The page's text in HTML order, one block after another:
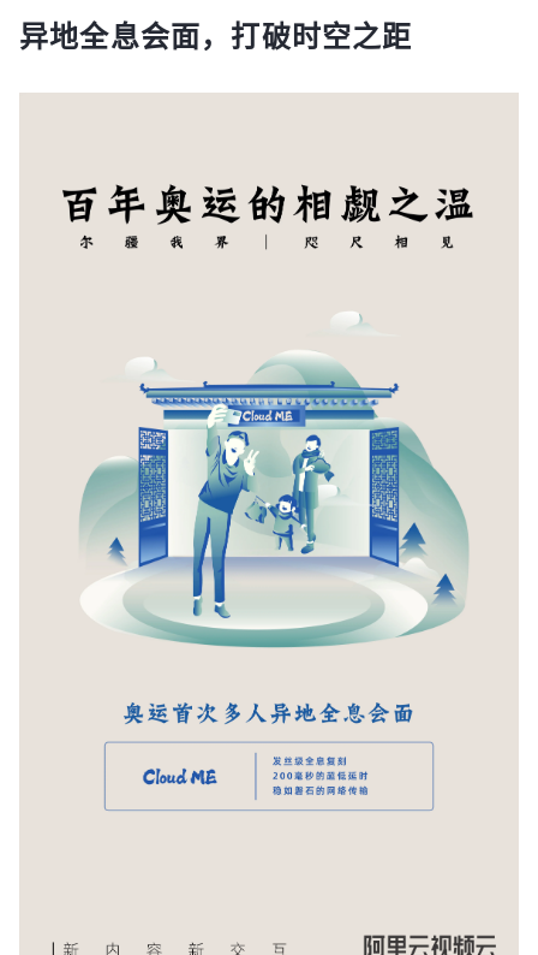
异地全息会面，打破时空之距